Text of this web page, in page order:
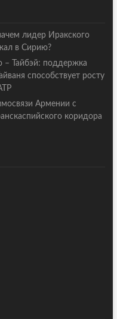
лидер Иракского
в Сирию?
– Тайбэй: поддержка
способствует росту
Армении с
коридора